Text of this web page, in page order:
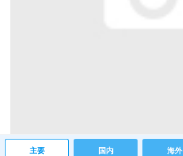
主要 国内 海外